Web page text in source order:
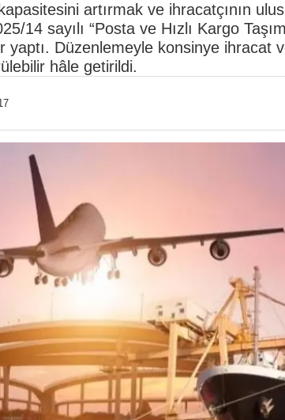
artırmak ve ihracatçının
14 sayılı “Posta ve Hızlı Kargo
yaptı. Düzenlemeyle konsinye ihracat
hâle getirildi.